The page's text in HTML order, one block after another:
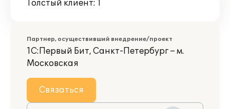
Толстый клиент: 1
Партнер, осуществивший внедрение/проект
1С:Первый Бит, Санкт-Петербург – м.
Московская
Связаться